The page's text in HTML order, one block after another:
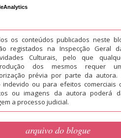
os conteúdos publicados neste
registados na Inspecção Geral
Culturais, pelo que
dos mesmos requer
prévia por parte da autora.
indevido ou para efeitos comerciais
ou imagens da autora poderá
a processo judicial.
arquivo do blogue